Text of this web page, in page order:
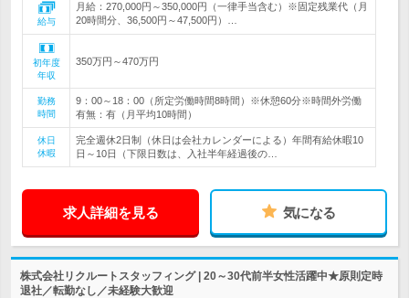
給与
月給：270,000円～350,000円（一律手当含む）※固定残業代（月
20時間分、36,500円～47,500円）…
初年度
年収
350万円～470万円
勤務
時間
9：00～18：00（所定労働時間8時間）※休憩60分※時間外労働
有無：有（月平均10時間）
休日
休暇
完全週休2日制（休日は会社カレンダーによる）年間有給休暇10
日～10日（下限日数は、入社半年経過後の…
求人詳細を見る 気になる
株式会社リクルートスタッフィング | 20～30代前半女性活躍中★原則定時
退社／転勤なし／未経験大歓迎